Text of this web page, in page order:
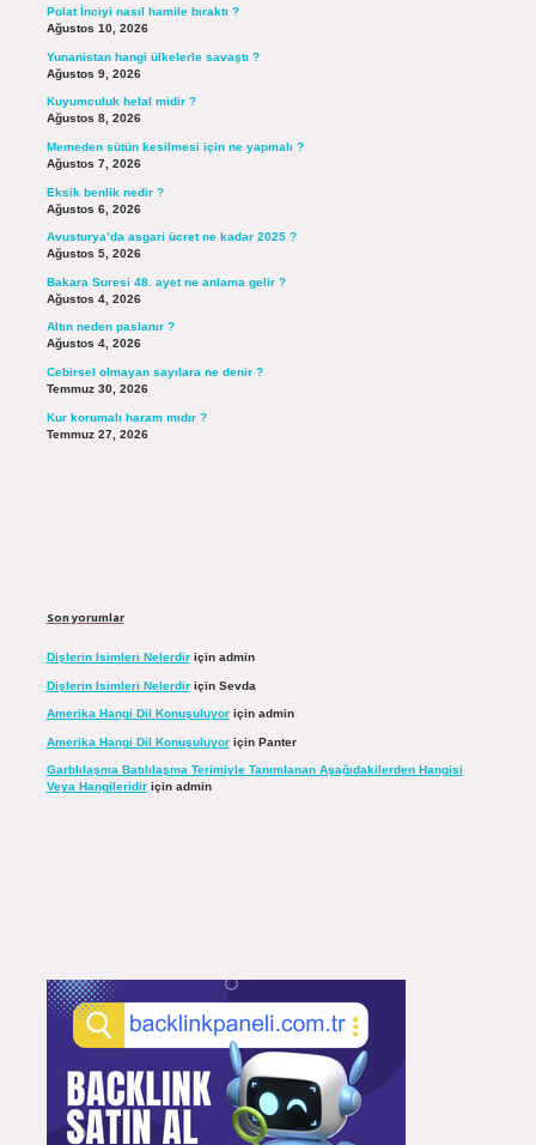
Polat İnciyi nasıl hamile bıraktı ?
Ağustos 10, 2026
Yunanistan hangi ülkelerle savaştı ?
Ağustos 9, 2026
Kuyumculuk helal midir ?
Ağustos 8, 2026
Memeden sütün kesilmesi için ne yapmalı ?
Ağustos 7, 2026
Eksik benlik nedir ?
Ağustos 6, 2026
Avusturya’da asgari ücret ne kadar 2025 ?
Ağustos 5, 2026
Bakara Suresi 48. ayet ne anlama gelir ?
Ağustos 4, 2026
Altın neden paslanır ?
Ağustos 4, 2026
Cebirsel olmayan sayılara ne denir ?
Temmuz 30, 2026
Kur korumalı haram mıdır ?
Temmuz 27, 2026
Son yorumlar
Dişlerin Isimleri Nelerdiriçin admin
Dişlerin Isimleri Nelerdiriçin Sevda
Amerika Hangi Dil Konuşuluyoriçin admin
Amerika Hangi Dil Konuşuluyoriçin Panter
Garblılaşma Batılılaşma Terimiyle Tanımlanan Aşağıdakilerden Hangisi
Veya Hangileridiriçin admin